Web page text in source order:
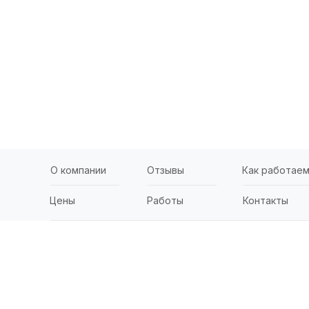
О компании Отзывы Как работаем
Работы Контакты
Цены